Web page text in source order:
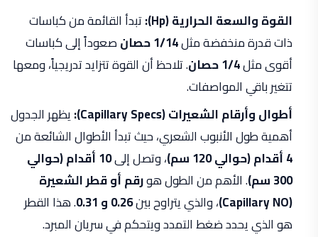
القوة والسعة الحرارية (Hp):
تبدأ القائمة من كباسات
ذات قدرة منخفضة مثل1/14 حصان
صعوداً إلى كباسات
أقوى مثل1/4 حصان
. تلاحظ أن القوة تتزايد تدريجياً، ومعها
تتغير باقي المواصفات.
أطوال وأرقام الشعيرات (Capillary Specs):
يظهر الجدول
أهمية طول الأنبوب الشعري، حيث تبدأ الأطوال الشائعة من
4 أقدام (حوالي 120 سم)
، وتصل إلى
10 أقدام (حوالي
300 سم)
. الأهم من الطول هورقم أو قطر الشعيرة
(Capillary NO)
، والذي يتراوح بين0.26 و 0.31
. هذا القطر
هو الذي يحدد ضغط التمدد ويتحكم في سريان المبرد.